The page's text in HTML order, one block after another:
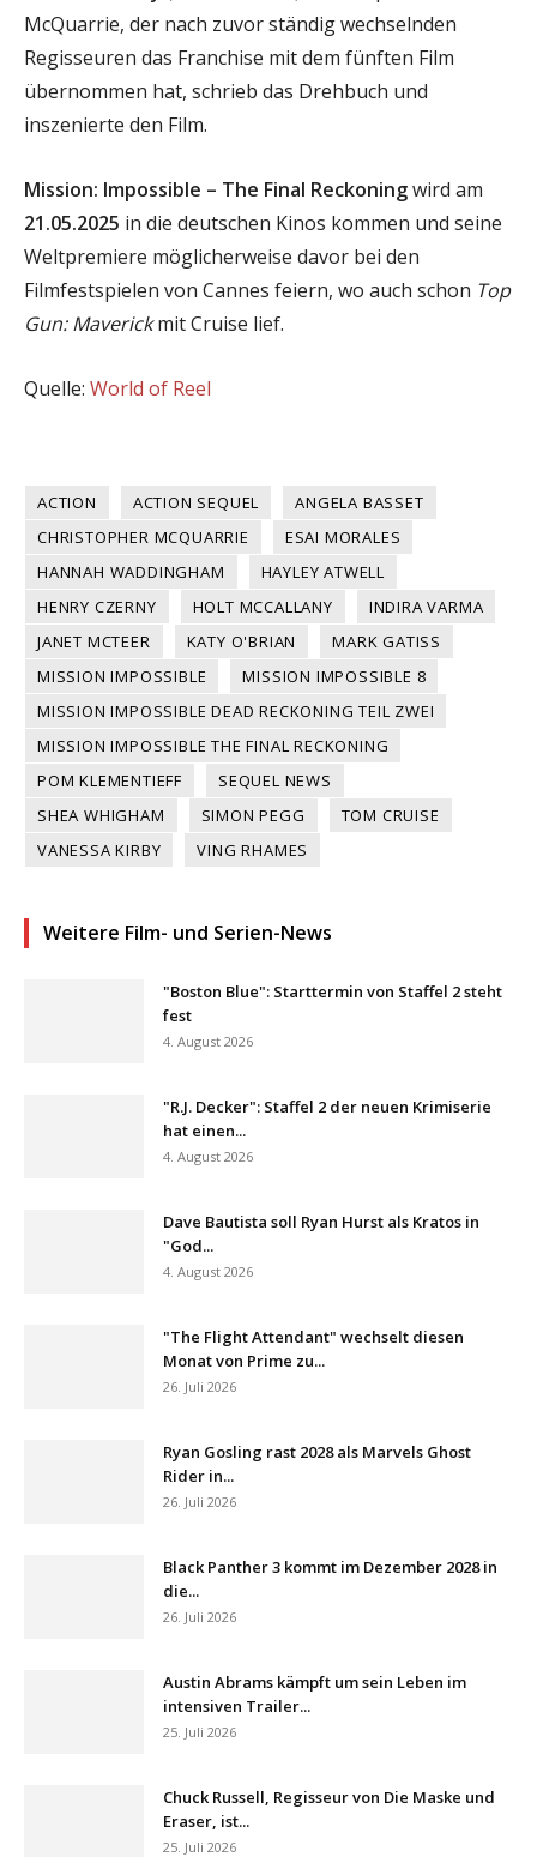
McQuarrie, der nach zuvor ständig wechselnden
Regisseuren das Franchise mit dem fünften Film
übernommen hat, schrieb das Drehbuch und
inszenierte den Film.
Mission: Impossible – The Final Reckoningwird am
21.05.2025 in die deutschen Kinos kommen und seine
Weltpremiere möglicherweise davor bei den
Filmfestspielen von Cannes feiern, wo auch schon Top
Gun: Maverickmit Cruise lief.
Quelle: World of Reel
ACTION ACTION SEQUEL
ANGELA BASSET
CHRISTOPHER MCQUARRIE
ESAI MORALES
HANNAH WADDINGHAM
HAYLEY ATWELL
HENRY CZERNY
HOLT MCCALLANY
INDIRA VARMA
JANET MCTEER
KATY O'BRIAN
MARK GATISS
MISSION IMPOSSIBLE
MISSION IMPOSSIBLE 8
MISSION IMPOSSIBLE DEAD RECKONING TEIL ZWEI
MISSION IMPOSSIBLE THE FINAL RECKONING
POM KLEMENTIEFF
SEQUEL NEWS
SHEA WHIGHAM
SIMON PEGG
TOM CRUISE
VANESSA KIRBY
VING RHAMES
Weitere Film- und Serien-News
"Boston Blue": Starttermin von Staffel 2 steht
fest
4. August 2026
"R.J. Decker": Staffel 2 der neuen Krimiserie
hat einen...
4. August 2026
Dave Bautista soll Ryan Hurst als Kratos in
"God...
4. August 2026
"The Flight Attendant" wechselt diesen
Monat von Prime zu...
26. Juli 2026
Ryan Gosling rast 2028 als Marvels Ghost
Rider in...
26. Juli 2026
Black Panther 3 kommt im Dezember 2028 in
die...
26. Juli 2026
Austin Abrams kämpft um sein Leben im
intensiven Trailer...
25. Juli 2026
Chuck Russell, Regisseur von Die Maske und
Eraser, ist...
25. Juli 2026